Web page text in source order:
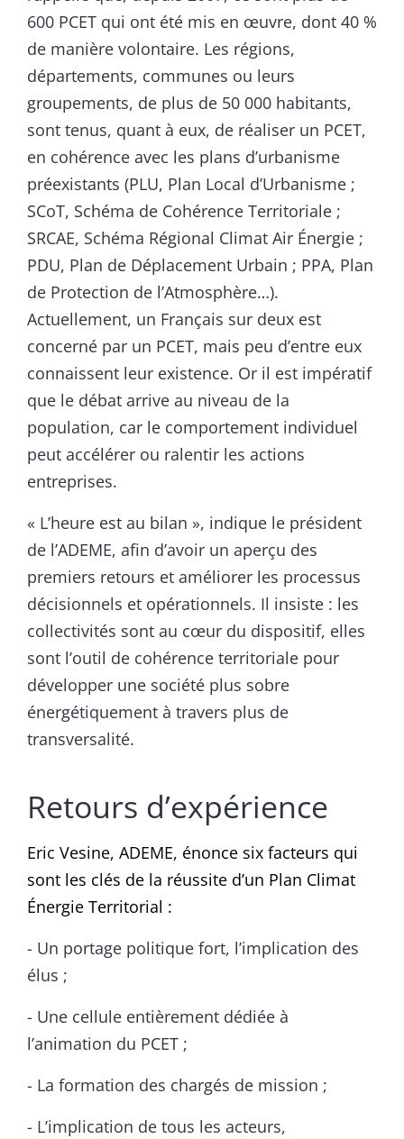
600 PCET qui ont été mis en œuvre, dont 40 %
de manière volontaire. Les régions,
départements, communes ou leurs
groupements, de plus de 50 000 habitants,
sont tenus, quant à eux, de réaliser un PCET,
en cohérence avec les plans d’urbanisme
préexistants (PLU, Plan Local d’Urbanisme ;
SCoT, Schéma de Cohérence Territoriale ;
SRCAE, Schéma Régional Climat Air Énergie ;
PDU, Plan de Déplacement Urbain ; PPA, Plan
de Protection de l’Atmosphère…).
Actuellement, un Français sur deux est
concerné par un PCET, mais peu d’entre eux
connaissent leur existence. Or il est impératif
que le débat arrive au niveau de la
population, car le comportement individuel
peut accélérer ou ralentir les actions
entreprises.
« L’heure est au bilan », indique le président
de l’ADEME, afin d’avoir un aperçu des
premiers retours et améliorer les processus
décisionnels et opérationnels. Il insiste : les
collectivités sont au cœur du dispositif, elles
sont l’outil de cohérence territoriale pour
développer une société plus sobre
énergétiquement à travers plus de
transversalité.
Retours d’expérience
Eric Vesine, ADEME, énonce six facteurs qui
sont les clés de la réussite d’un Plan Climat
Énergie Territorial :
- Un portage politique fort, l’implication des
élus ;
- Une cellule entièrement dédiée à
l’animation du PCET ;
- La formation des chargés de mission ;
- L’implication de tous les acteurs,